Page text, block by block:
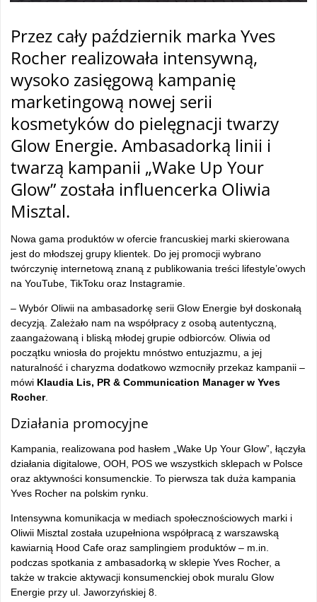
Przez cały październik marka Yves
Rocher realizowała intensywną,
wysoko zasięgową kampanię
marketingową nowej serii
kosmetyków do pielęgnacji twarzy
Glow Energie. Ambasadorką linii i
twarzą kampanii „Wake Up Your
Glow” została influencerka Oliwia
Misztal.
Nowa gama produktów w ofercie francuskiej marki skierowana
jest do młodszej grupy klientek. Do jej promocji wybrano
twórczynię internetową znaną z publikowania treści lifestyle’owych
na YouTube, TikToku oraz Instagramie.
– Wybór Oliwii na ambasadorkę serii Glow Energie był doskonałą
decyzją. Zależało nam na współpracy z osobą autentyczną,
zaangażowaną i bliską młodej grupie odbiorców. Oliwia od
początku wniosła do projektu mnóstwo entuzjazmu, a jej
naturalność i charyzma dodatkowo wzmocniły przekaz kampanii –
mówi Klaudia Lis, PR & Communication Manager w Yves
Rocher.
Działania promocyjne
Kampania, realizowana pod hasłem „Wake Up Your Glow”, łączyła
działania digitalowe, OOH, POS we wszystkich sklepach w Polsce
oraz aktywności konsumenckie. To pierwsza tak duża kampania
Yves Rocher na polskim rynku.
Intensywna komunikacja w mediach społecznościowych marki i
Oliwii Misztal została uzupełniona współpracą z warszawską
kawiarnią Hood Cafe oraz samplingiem produktów – m.in.
podczas spotkania z ambasadorką w sklepie Yves Rocher, a
także w trakcie aktywacji konsumenckiej obok muralu Glow
Energie przy ul. Jaworzyńskiej 8.